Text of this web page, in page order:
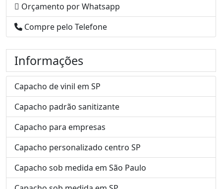
Orçamento por Whatsapp
Compre pelo Telefone
Informações
Capacho de vinil em SP
Capacho padrão sanitizante
Capacho para empresas
Capacho personalizado centro SP
Capacho sob medida em São Paulo